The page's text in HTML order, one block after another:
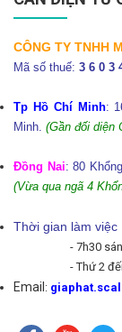
CÔNG TY TNHH
Mã số thuế: 3 6 0 3
Tp Hồ Chí Minh:
Minh. (Gần đối diện
Đồng Nai: 80
(Vừa qua ngã 4
Thời gian làm việc
- 7h30
- Thứ 2
Email :